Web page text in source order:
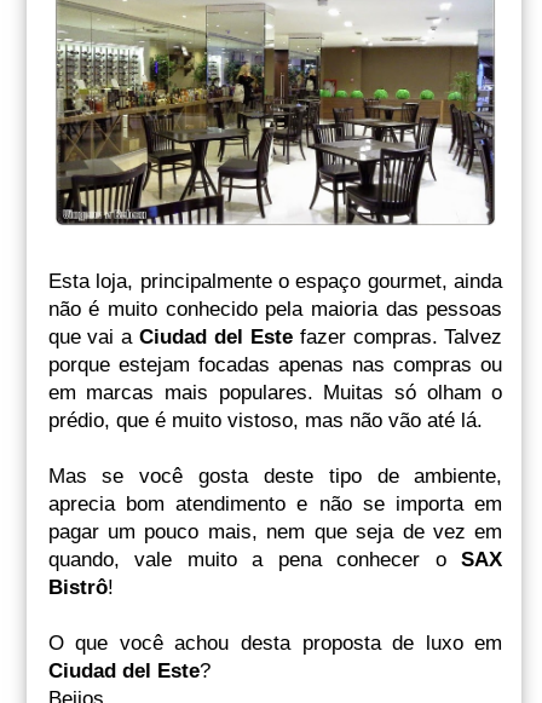
Esta loja, principalmente o espaço gourmet, ainda
não é muito conhecido pela maioria das pessoas
que vai aCiudad del Estefazer compras. Talvez
porque estejam focadas apenas nas compras ou
em marcas mais populares. Muitas só olham o
prédio, que é muito vistoso, mas não vão até lá.
Mas se você gosta deste tipo de ambiente,
aprecia bom atendimento e não se importa em
pagar um pouco mais, nem que seja de vez em
quando, vale muito a pena conhecer oSAX
Bistrô!
O que você achou desta proposta de luxo em
Ciudad del Este?